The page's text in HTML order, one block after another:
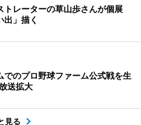
トレーターの草山歩さんが個展
出」描く
でのプロ野球ファーム公式戦を生
送拡大
見る